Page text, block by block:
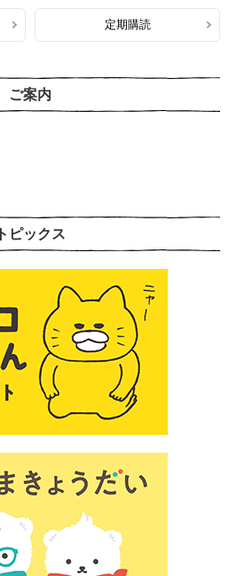
定期購読
ご案内
トピックス